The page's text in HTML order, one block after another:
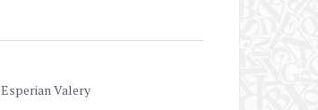
Esperian Valery